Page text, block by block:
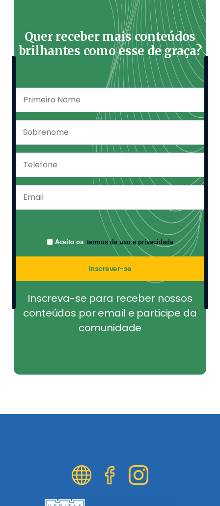
Quer receber mais conteúdos
brilhantes como esse de graça?
Aceito os termos de uso e privacidade
Inscrever-se
Inscreva-se para receber nossos
conteúdos por email e participe da
comunidade